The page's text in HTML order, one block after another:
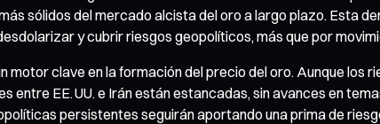
sólidos del mercado alcista del oro a largo plazo. Esta
y cubrir riesgos geopolíticos, más que por
motor clave en la formación del precio del oro. Aunque los
entre EE. UU. e Irán están estancadas, sin avances en
persistentes seguirán aportando una prima de